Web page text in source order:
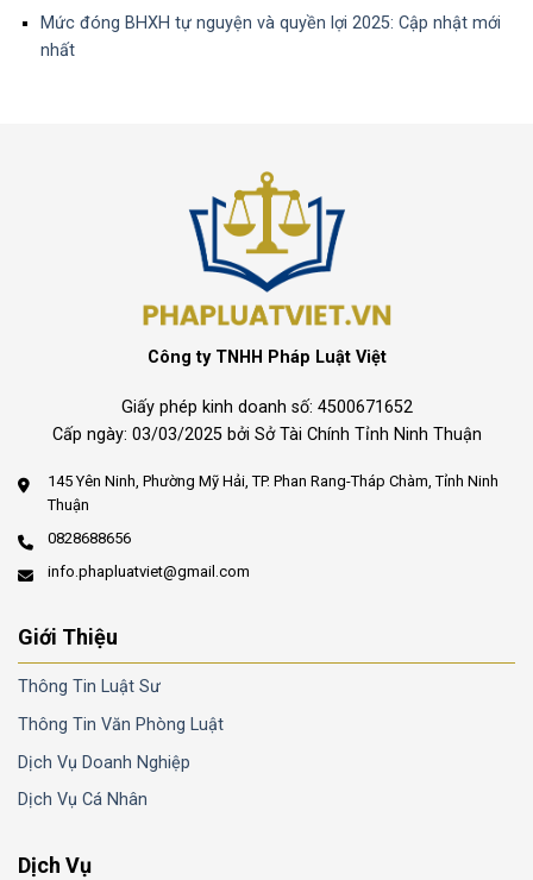
Mức đóng BHXH tự nguyện và quyền lợi 2025: Cập nhật mới
nhất
Công ty TNHH Pháp Luật Việt
Giấy phép kinh doanh số: 4500671652
Cấp ngày: 03/03/2025 bởi Sở Tài Chính Tỉnh Ninh Thuận
145 Yên Ninh, Phường Mỹ Hải, TP. Phan Rang-Tháp Chàm, Tỉnh Ninh
Thuận
0828688656
info.phapluatviet@gmail.com
Giới Thiệu
Thông Tin Luật Sư
Thông Tin Văn Phòng Luật
Dịch Vụ Doanh Nghiệp
Dịch Vụ Cá Nhân
Dịch Vụ